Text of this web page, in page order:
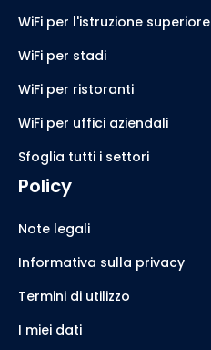
WiFi per l'istruzione superiore
WiFi per stadi
WiFi per ristoranti
WiFi per uffici aziendali
Sfoglia tutti i settori
Policy
Note legali
Informativa sulla privacy
Termini di utilizzo
I miei dati